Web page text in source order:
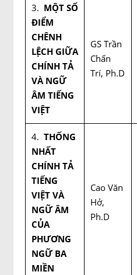
3. MỘT SỐ
ĐIỂM
CHÊNH
LỆCH GIỮA
CHÍNH TẢ
VÀ NGỮ
ÂM TIẾNG
VIỆT
GS Trần
Chấn
Trí, Ph.D
4. THỐNG
NHẤT
CHÍNH TẢ
TIẾNG
VIỆT VÀ
NGỮ ÂM
CỦA
PHƯƠNG
NGỮ BA
MIỀN
Cao Văn
Hở,
Ph.D